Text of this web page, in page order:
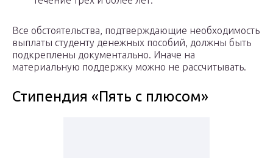
Все обстоятельства, подтверждающие необходимость
выплаты студенту денежных пособий, должны быть
подкреплены документально. Иначе на
материальную поддержку можно не рассчитывать.
Стипендия «Пять с плюсом»